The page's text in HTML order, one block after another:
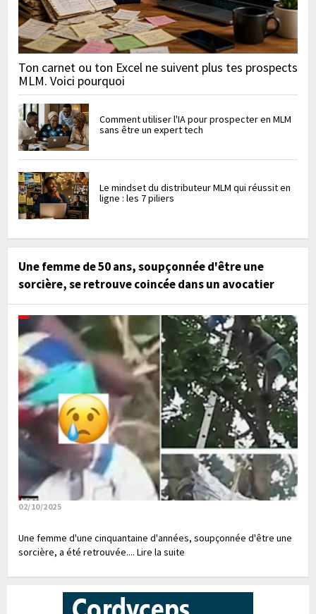
Ton carnet ou ton Excel ne suivent plus tes prospects
MLM. Voici pourquoi
Comment utiliser l'IA pour prospecter en MLM
sans être un expert tech
Le mindset du distributeur MLM qui réussit en
ligne : les 7 piliers
Une femme de 50 ans, soupçonnée d'être une
sorcière, se retrouve coincée dans un avocatier
02/10/2025
Une femme d'une cinquantaine d'années, soupçonnée d'être une
sorcière, a été retrouvée.... Lire la suite